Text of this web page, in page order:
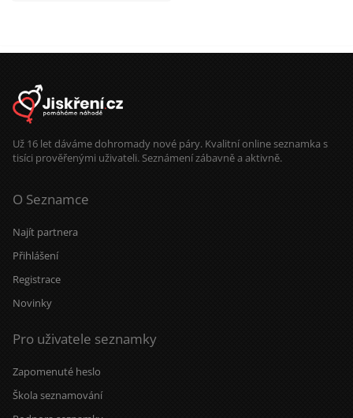
Už 16 let dáváme dohromady nové páry. Kvalitní online seznamka s
tisíci prověřenými uživateli. Seznámení zábavně a aktivně.
O Seznamce
Najít partnera
Přihlášení
Registrace
Novinky
Pro uživatele seznamky
Zapomenuté heslo
Škola seznamování